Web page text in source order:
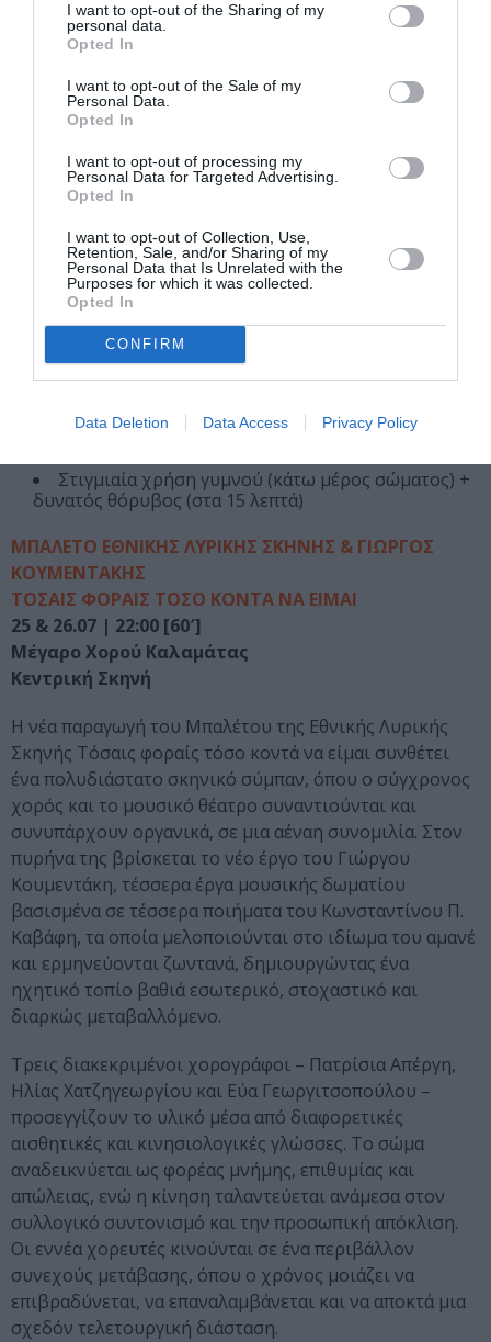
I want to opt-out of the Sharing of my
personal data.
Opted In
I want to opt-out of the Sale of my
Personal Data.
Opted In
I want to opt-out of processing my
Personal Data for Targeted Advertising.
Opted In
I want to opt-out of Collection, Use,
Retention, Sale, and/or Sharing of my
Personal Data that Is Unrelated with the
Purposes for which it was collected.
Opted In
CONFIRM
Data Deletion Data Access Privacy Policy
Scène Nationale du Mans, Espaces Pluriels – Scène
Conventionnée d’intérêt National Art et Création
Aquitaine Bordeaux/La Rochelle, La Passerelle – Scène
Nationale de Saint-Brieuc, Fondation Royaumont,
Espace 1789 – Scène Conventionnée d’intérêt National
Quatrain – équipement culturel de Clisson Sèvre et
Maine Agglo, Ville de Gouesnou – Centre Henri
Queffélec.
Με την υποστήριξη: Caisse des Dépôts
Υποστήριξη φιλοξενίας (residency): Fondation
Royaumont / Fondation d’entreprise Hermès
Παρουσιάζεται με την υποστήριξη του Γαλλικού
Ινστιτούτου Ελλάδος – Υπηρεσία Συνεργασίας και
Μορφωτικής Δράσης της Γαλλικής Πρεσβείας στην
Ελλάδα.
ΠΡΟΕΙΔΟΠΟΙΗΣΕΙΣ ΠΕΡΙΕΧΟΜΕΝΟΥ
Στιγμιαία χρήση γυμνού (κάτω μέρος σώματος) +
δυνατός θόρυβος (στα 15 λεπτά)
ΜΠΑΛΕΤΟ ΕΘΝΙΚΗΣ ΛΥΡΙΚΗΣ ΣΚΗΝΗΣ & ΓΙΩΡΓΟΣ
ΚΟΥΜΕΝΤΑΚΗΣ
ΤΟΣΑΙΣ ΦΟΡΑΙΣ ΤΟΣΟ ΚΟΝΤΑ ΝΑ ΕΙΜΑΙ
25 & 26.07 | 22:00 [60′]
Μέγαρο Χορού Καλαμάτας
Κεντρική Σκηνή
Η νέα παραγωγή του Μπαλέτου της Εθνικής Λυρικής
Σκηνής Τόσαις φοραίς τόσο κοντά να είμαι συνθέτει
ένα πολυδιάστατο σκηνικό σύμπαν, όπου ο σύγχρονος
χορός και το μουσικό θέατρο συναντιούνται και
συνυπάρχουν οργανικά, σε μια αέναη συνομιλία. Στον
πυρήνα της βρίσκεται το νέο έργο του Γιώργου
Κουμεντάκη, τέσσερα έργα μουσικής δωματίου
βασισμένα σε τέσσερα ποιήματα του Κωνσταντίνου Π.
Καβάφη, τα οποία μελοποιούνται στο ιδίωμα του αμανέ
και ερμηνεύονται ζωντανά, δημιουργώντας ένα
ηχητικό τοπίο βαθιά εσωτερικό, στοχαστικό και
διαρκώς μεταβαλλόμενο.
Τρεις διακεκριμένοι χορογράφοι – Πατρίσια Απέργη,
Ηλίας Χατζηγεωργίου και Εύα Γεωργιτσοπούλου –
προσεγγίζουν το υλικό μέσα από διαφορετικές
αισθητικές και κινησιολογικές γλώσσες. Το σώμα
αναδεικνύεται ως φορέας μνήμης, επιθυμίας και
απώλειας, ενώ η κίνηση ταλαντεύεται ανάμεσα στον
συλλογικό συντονισμό και την προσωπική απόκλιση.
Οι εννέα χορευτές κινούνται σε ένα περιβάλλον
συνεχούς μετάβασης, όπου ο χρόνος μοιάζει να
επιβραδύνεται, να επαναλαμβάνεται και να αποκτά μια
σχεδόν τελετουργική διάσταση.